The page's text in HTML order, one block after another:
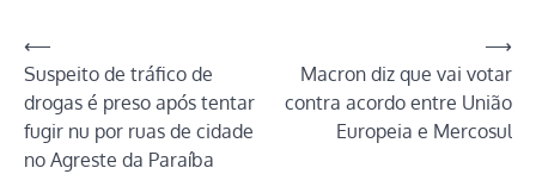
Navegação
de
Post
⟵
Suspeito de tráfico de
drogas é preso após tentar
fugir nu por ruas de cidade
no Agreste da Paraíba
Macron diz que vai votar
contra acordo entre União
Europeia e Mercosul
⟶